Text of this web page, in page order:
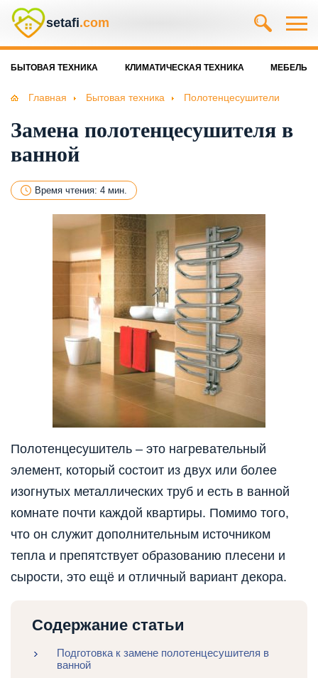
setafi.com
БЫТОВАЯ ТЕХНИКА КЛИМАТИЧЕСКАЯ ТЕХНИКА МЕБЕЛЬ
Главная Бытовая техника Полотенцесушители
Замена полотенцесушителя в
ванной
Время чтения: 4 мин.
Полотенцесушитель – это нагревательный
элемент, который состоит из двух или более
изогнутых металлических труб и есть в ванной
комнате почти каждой квартиры. Помимо того,
что он служит дополнительным источником
тепла и препятствует образованию плесени и
сырости, это ещё и отличный вариант декора.
Содержание статьи
Подготовка к замене полотенцесушителя в
ванной